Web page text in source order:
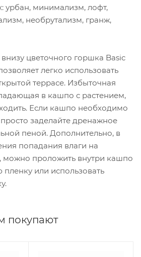
урбан, минимализм, лофт,
необрутализм, гранж,
цветочного горшка Basic
легко использовать
террасе. Избыточная
в кашпо с растением,
Если кашпо необходимо
заделайте дренажное
пеной. Дополнительно, в
попадания влаги на
можно проложить внутри кашпо
или использовать
покупают